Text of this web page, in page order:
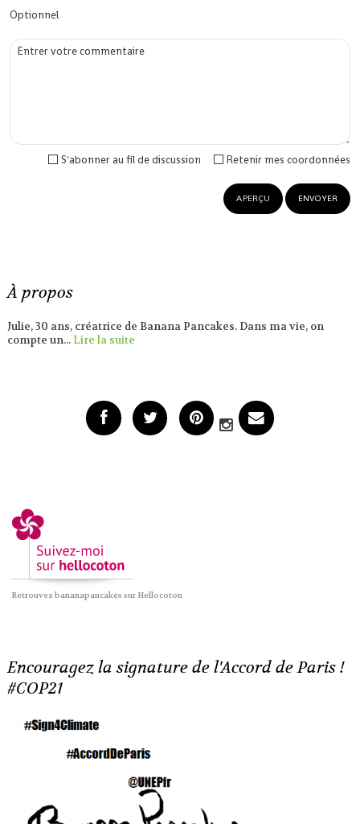
À propos
Julie, 30 ans, créatrice de Banana Pancakes. Dans ma vie, on
compte un...Lire la suite
Retrouvez bananapancakes sur Hellocoton
Encouragez la signature de l'Accord de Paris !
#COP21
Optionnel
Retenir mes coordonnées
S'abonner au fil de discussion